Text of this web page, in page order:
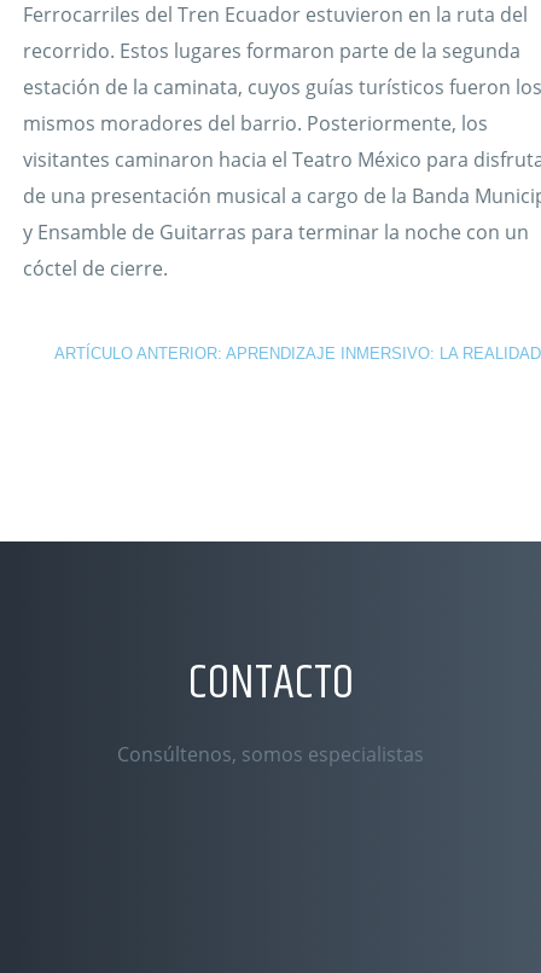
Ferrocarriles delTren Ecuador estuvieron en la ruta del
recorrido. Estos lugares formaron parte de la segunda
estación de la caminata, cuyos guías turísticos fueron
mismos moradores del barrio. Posteriormente, los
visitantes caminaron hacia el Teatro México para
de una presentación musical a cargo de la Banda
y Ensamble de Guitarras para terminar la noche con un
cóctel de cierre.
ARTÍCULO ANTERIOR: APRENDIZAJE INMERSIVO: LA
CONTACTO
Consúltenos, somos especialistas